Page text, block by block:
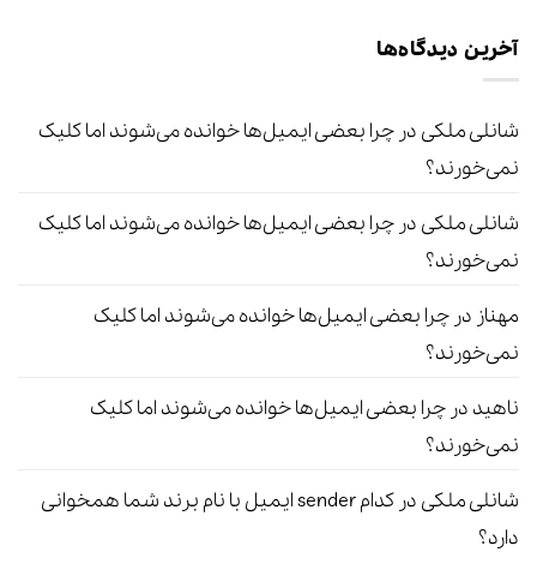
آخرین دیدگاه‌ها
شانلی ملکی در چرا بعضی ایمیل‌ها خوانده می‌شوند اما کلیک
نمی‌خورند؟
شانلی ملکی در چرا بعضی ایمیل‌ها خوانده می‌شوند اما کلیک
نمی‌خورند؟
مهناز در چرا بعضی ایمیل‌ها خوانده می‌شوند اما کلیک
نمی‌خورند؟
ناهید در چرا بعضی ایمیل‌ها خوانده می‌شوند اما کلیک
نمی‌خورند؟
شانلی ملکی در
کدام sender ایمیل با نام برند شما همخوانی
دارد؟